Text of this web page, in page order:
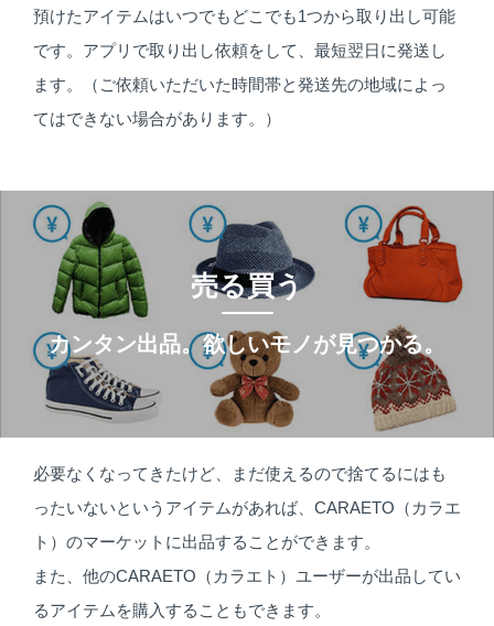
預けたアイテムはいつでもどこでも1つから取り出し可能
です。アプリで取り出し依頼をして、最短翌日に発送し
ます。（ご依頼いただいた時間帯と発送先の地域によっ
てはできない場合があります。）
売る買う
カンタン出品。欲しいモノが見つかる。
必要なくなってきたけど、まだ使えるので捨てるにはも
ったいないというアイテムがあれば、CARAETO（カラエ
ト）のマーケットに出品することができます。
また、他のCARAETO（カラエト）ユーザーが出品してい
るアイテムを購入することもできます。